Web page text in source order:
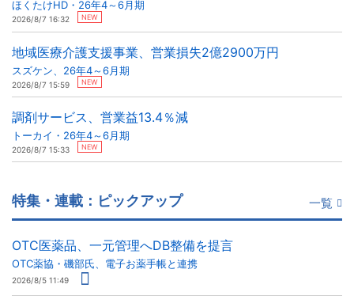
ほくたけHD・26年4～6月期
2026/8/7 16:32 NEW
地域医療介護支援事業、営業損失2億2900万円
スズケン、26年4～6月期
2026/8/7 15:59 NEW
調剤サービス、営業益13.4％減
トーカイ・26年4～6月期
2026/8/7 15:33 NEW
特集・連載：ピックアップ 一覧
OTC医薬品、一元管理へDB整備を提言
OTC薬協・磯部氏、電子お薬手帳と連携
2026/8/5 11:49